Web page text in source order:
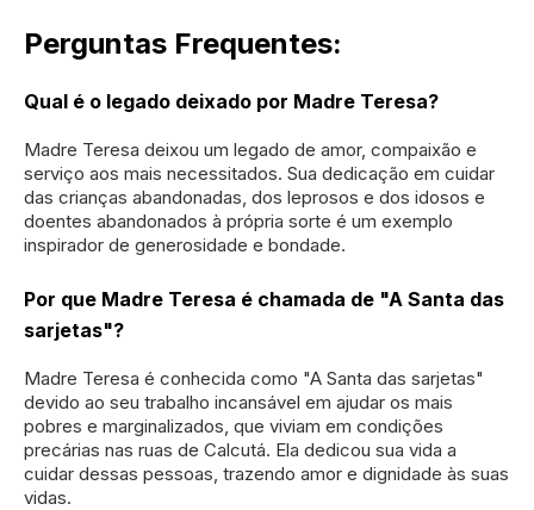
Perguntas Frequentes:
Qual é o legado deixado por Madre Teresa?
Madre Teresa deixou um legado de amor, compaixão e
serviço aos mais necessitados. Sua dedicação em cuidar
das crianças abandonadas, dos leprosos e dos idosos e
doentes abandonados à própria sorte é um exemplo
inspirador de generosidade e bondade.
Por que Madre Teresa é chamada de "A Santa das
sarjetas"?
Madre Teresa é conhecida como "A Santa das sarjetas"
devido ao seu trabalho incansável em ajudar os mais
pobres e marginalizados, que viviam em condições
precárias nas ruas de Calcutá. Ela dedicou sua vida a
cuidar dessas pessoas, trazendo amor e dignidade às suas
vidas.